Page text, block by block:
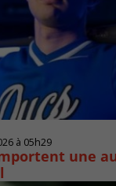
à 05h29
une